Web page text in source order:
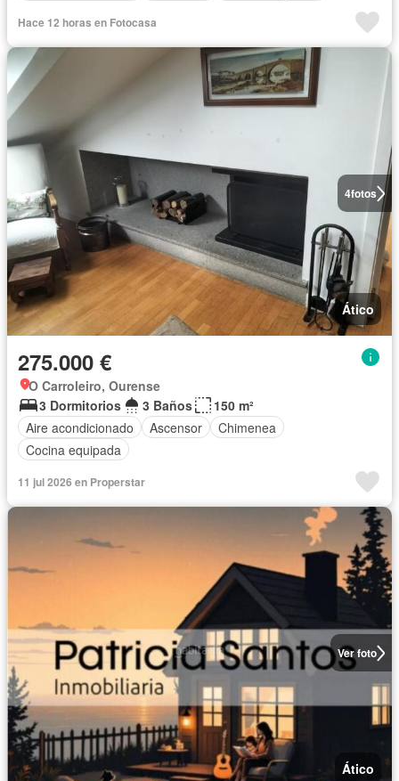
Hace 12 horas en Fotocasa
4fotos
Ático
275.000 €
O Carroleiro, Ourense
3 Dormitorios
3 Baños
150 m²
Aire acondicionado
Ascensor
Chimenea
Cocina equipada
11 jul 2026 en Properstar
Ver foto
Ático